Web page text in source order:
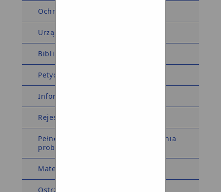
Ochrona środowiska
Urząd Stanu Cywilnego
Biblioteka
Petycje
Informacja dla sygnalistów
Rejestry i Ewidencje
Pełnomocnik Wójta ds. rozwiązywania
problemów alkoholowych
Materiały wyborcze
Ostrzeżenia meteorologiczne